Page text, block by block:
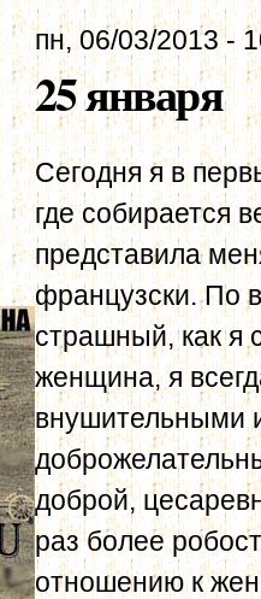
пн, 06/03/2013 -
25 января
Сегодня я в
где собирается
представила
французски. По
страшный, как я
женщина, я
внушительными
доброй,
раз более
отношению к